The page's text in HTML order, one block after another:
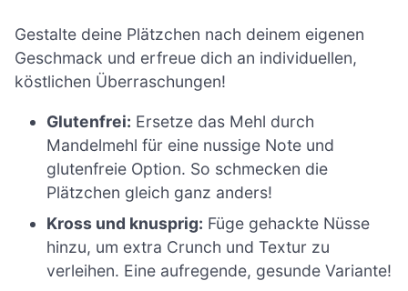
Gestalte deine Plätzchen nach deinem eigenen
Geschmack und erfreue dich an individuellen,
köstlichen Überraschungen!
Glutenfrei: Ersetze das Mehl durch
Mandelmehl für eine nussige Note und
glutenfreie Option. So schmecken die
Plätzchen gleich ganz anders!
Kross und knusprig: Füge gehackte Nüsse
hinzu, um extra Crunch und Textur zu
verleihen. Eine aufregende, gesunde Variante!